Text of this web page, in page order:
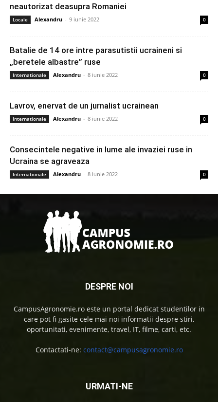
neautorizat deasupra Romaniei
Locale Alexandru - 9 iunie 2022 0
Batalie de 14 ore intre parasutistii ucraineni si
„beretele albastre” ruse
Internationale Alexandru - 8 iunie 2022 0
Lavrov, enervat de un jurnalist ucrainean
Internationale Alexandru - 8 iunie 2022 0
Consecintele negative in lume ale invaziei ruse in
Ucraina se agraveaza
Internationale Alexandru - 8 iunie 2022 0
DESPRE NOI
CampusAgronomie.ro este un portal dedicat studentilor in
care pot fi gasite cele mai noi informatii despre stiri,
oportunitati, evenimente, travel, IT, filme, carti, etc.
Contactati-ne: contact@campusagronomie.ro
URMATI-NE